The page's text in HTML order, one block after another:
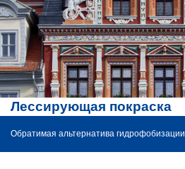
Лессирующая покраска
Обратимая альтернатива гидрофобизации